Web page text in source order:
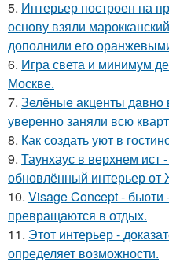
5. Интерьер построен на
основу взяли
дополнили его
6. Игра света и минимум
Москве.
7. Зелёные акценты давно
уверенно заняли всю
8. Как создать уют в
9. Таунхаус в верхнем ист
обновлённый интерьер от
10. Visage Concept - бьюти
превращаются в отдых.
11. Этот интерьер -
определяет возможности.